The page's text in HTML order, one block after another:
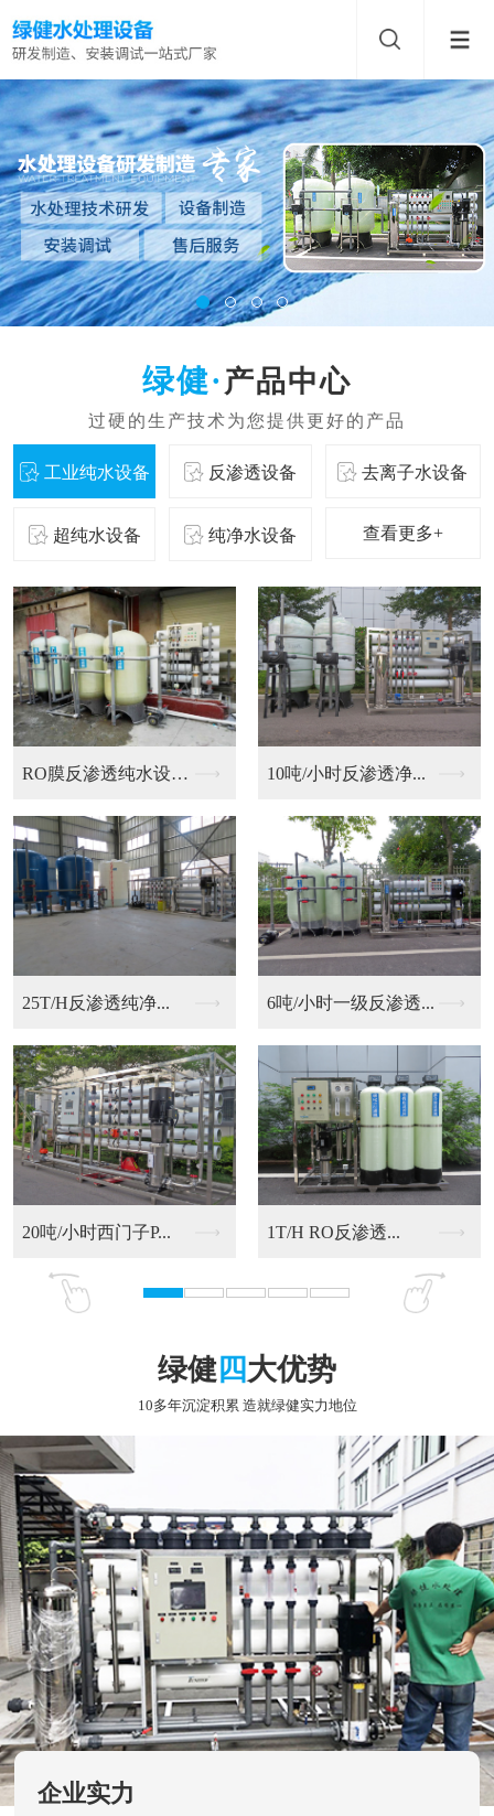
产品中心
工业纯水设备 反渗透设备 去离子水设备
超纯水设备 纯净水设备 查看更多+
二级反渗透纯化水设备... 10吨/小时反渗透净...
6吨/小时一级反渗透... 20吨/小时西门子P...
RO反渗透净化水设备 9T/H RO反渗透...
绿健 四大优势
10多年沉淀积累 造就绿健实力地位
企业实力